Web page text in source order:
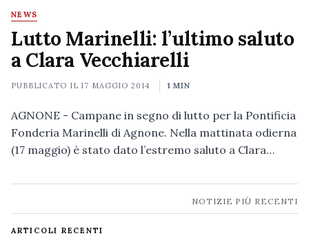
NEWS
Lutto Marinelli: l’ultimo saluto
a Clara Vecchiarelli
PUBBLICATO IL17 MAGGIO 2014 1 MIN
AGNONE - Campane in segno di lutto per la Pontificia
Fonderia Marinelli di Agnone. Nella mattinata odierna
(17 maggio) è stato dato l’estremo saluto a Clara…
notizie
NOTIZIE PIÙ RECENTI
ARTICOLI RECENTI